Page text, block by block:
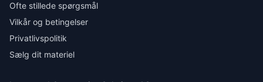
Ofte stillede spørgsmål
Vilkår og betingelser
Privatlivspolitik
Sælg dit materiel